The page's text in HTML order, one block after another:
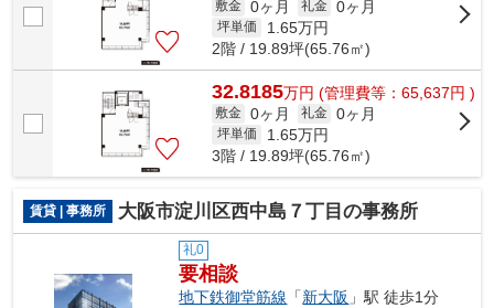
敷金 0ヶ月 礼金 0ヶ月
坪単価 1.65万円
2階 / 19.89坪(65.76㎡)
32.8185万円 (管理費等：65,637円 )
敷金 0ヶ月 礼金 0ヶ月
坪単価 1.65万円
3階 / 19.89坪(65.76㎡)
賃貸 | 事務所 大阪市淀川区西中島７丁目の事務所
礼0
要相談
地下鉄御堂筋線 「新大阪 」駅 徒歩1分